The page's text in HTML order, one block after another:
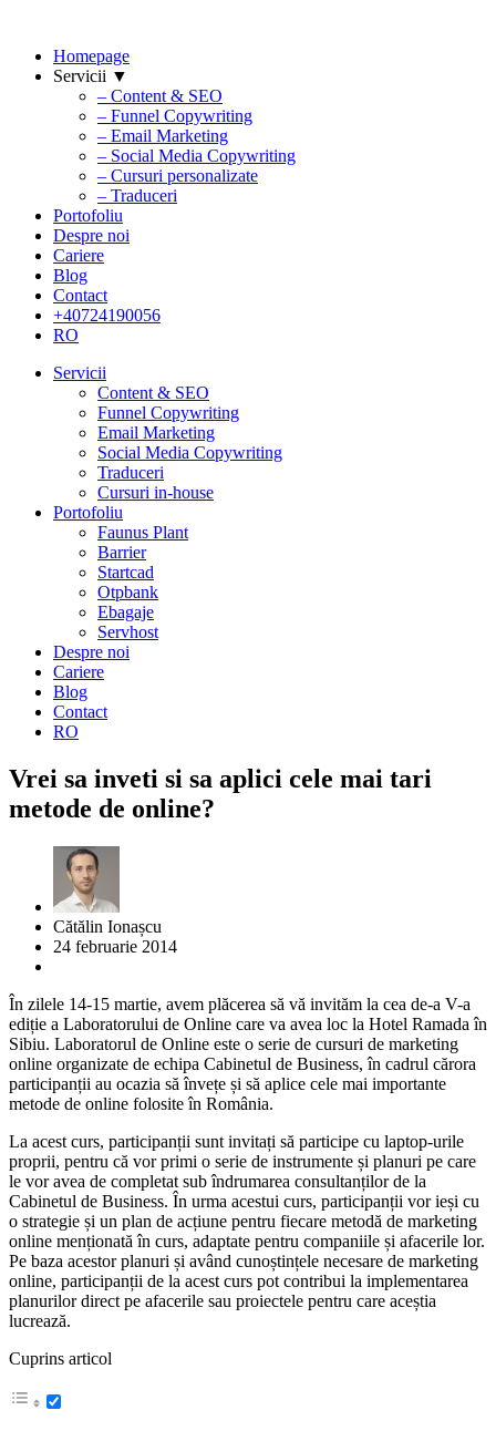
Homepage
Servicii ▼
– Content & SEO
– Funnel Copywriting
– Email Marketing
– Social Media Copywriting
– Cursuri personalizate
– Traduceri
Portofoliu
Despre noi
Cariere
Blog
Contact
+40724190056
RO
Servicii
Content & SEO
Funnel Copywriting
Email Marketing
Social Media Copywriting
Traduceri
Cursuri in-house
Portofoliu
Faunus Plant
Barrier
Startcad
Otpbank
Ebagaje
Servhost
Despre noi
Cariere
Blog
Contact
RO
Vrei sa inveti si sa aplici cele mai tari
metode de online?
Cătălin Ionașcu
24 februarie 2014
În zilele 14-15 martie, avem plăcerea să vă invităm la cea de-a V-a
ediție a Laboratorului de Online care va avea loc la Hotel Ramada în
Sibiu. Laboratorul de Online este o serie de cursuri de marketing
online organizate de echipa Cabinetul de Business, în cadrul cărora
participanții au ocazia să învețe și să aplice cele mai importante
metode de online folosite în România.
La acest curs, participanții sunt invitați să participe cu laptop-urile
proprii, pentru că vor primi o serie de instrumente și planuri pe care
le vor avea de completat sub îndrumarea consultanților de la
Cabinetul de Business. În urma acestui curs, participanții vor ieși cu
o strategie și un plan de acțiune pentru fiecare metodă de marketing
online menționată în curs, adaptate pentru companiile și afacerile lor.
Pe baza acestor planuri și având cunoștințele necesare de marketing
online, participanții de la acest curs pot contribui la implementarea
planurilor direct pe afacerile sau proiectele pentru care aceștia
lucrează.
Cuprins articol